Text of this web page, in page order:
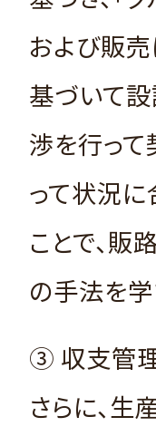
および販
基づいて
渉を行っ
って状況
ことで、
の手法を
③ 収支管
さらに、生